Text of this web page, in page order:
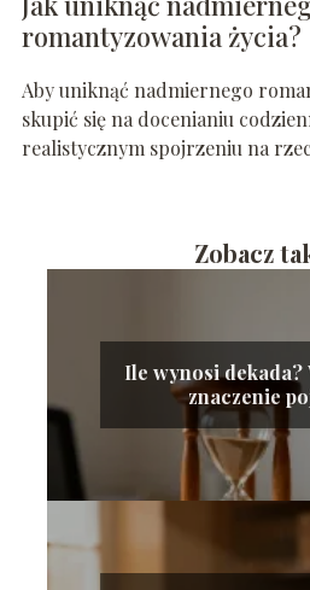
romantyzowania życia?
Aby uniknąć nadmiernego
skupić się na docenianiu
realistycznym spojrzeniu na
Zobacz
Ile wynosi dekada?
znaczenie